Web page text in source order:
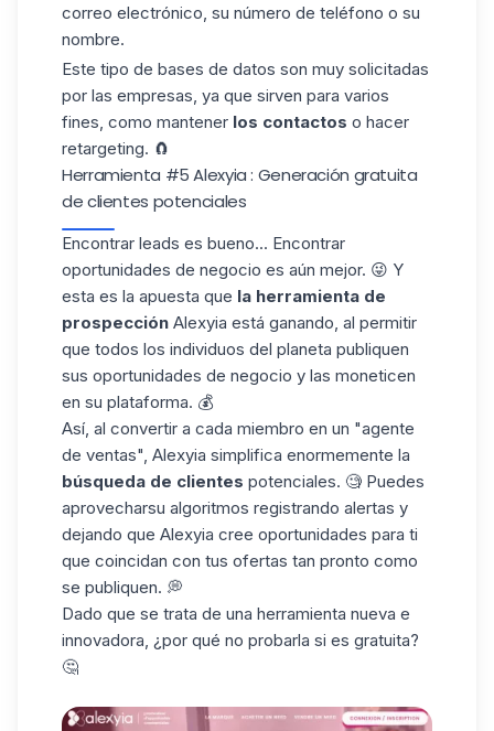
correo electrónico, su número de teléfono o su
nombre.
Este tipo de bases de datos son muy solicitadas
por las empresas, ya que sirven para varios
fines, como mantener los contactos o hacer
retargeting. 🧲
Herramienta #5 Alexyia : Generación gratuita
de clientes potenciales
Encontrar leads es bueno... Encontrar
oportunidades de negocio es aún mejor. 😜 Y
esta es la apuesta que la herramienta de
prospección Alexyia está ganando, al permitir
que todos los individuos del planeta publiquen
sus oportunidades de negocio y las moneticen
en su plataforma. 💰
Así, al convertir a cada miembro en un "agente
de ventas", Alexyia simplifica enormemente la
búsqueda de clientes potenciales. 🧐 Puedes
aprovecharsu algoritmos registrando alertas y
dejando que Alexyia cree oportunidades para ti
que coincidan con tus ofertas tan pronto como
se publiquen. 💭
Dado que se trata de una herramienta nueva e
innovadora, ¿por qué no probarla si es gratuita?
🤔